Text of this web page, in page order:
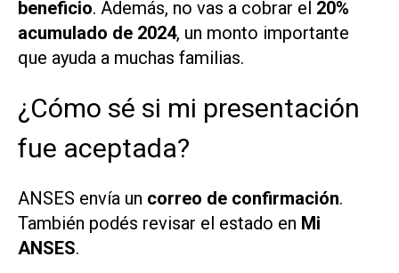
beneficio. Además, no vas a cobrar el 20%
acumulado de 2024, un monto importante
que ayuda a muchas familias.
¿Cómo sé si mi presentación
fue aceptada?
ANSES envía un correo de confirmación.
También podés revisar el estado en Mi
ANSES.